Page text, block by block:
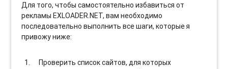
Для того, чтобы самостоятельно избавиться от
рекламы EXLOADER.NET, вам необходимо
последовательно выполнить все шаги, которые я
привожу ниже:
Проверить список сайтов, для которых